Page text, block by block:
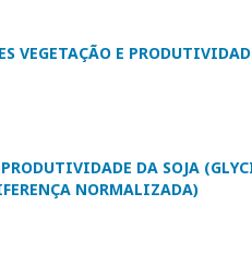
VEGETAÇÃO E
DA SOJA
NORMALIZADA)